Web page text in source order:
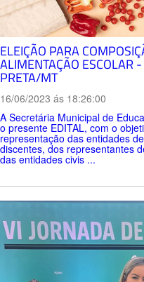
ELEIÇÃO PARA
ALIMENTAÇÃO ESCOLAR
PRETA/MT
16/06/2023 ás 18:26:00
A Secretária Municipal de
o presente EDITAL, com o
representação das entidades
discentes, dos representantes
das entidades civis ...